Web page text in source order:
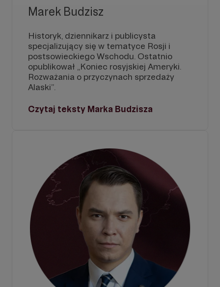
Marek Budzisz
Historyk, dziennikarz i publicysta
specjalizujący się w tematyce Rosji i
postsowieckiego Wschodu. Ostatnio
opublikował „Koniec rosyjskiej Ameryki.
Rozważania o przyczynach sprzedaży
Alaski”.
Czytaj teksty Marka Budzisza